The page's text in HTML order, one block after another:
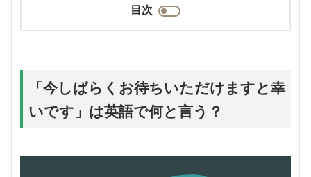
目次
「今しばらくお待ちいただけますと幸
いです」は英語で何と言う？